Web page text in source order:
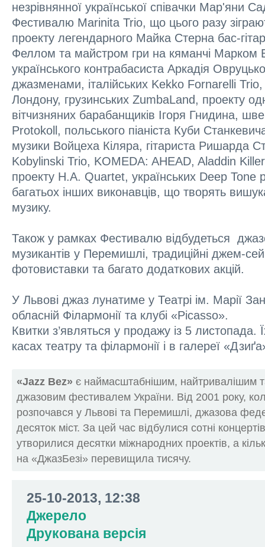
незрівнянної української співачки Мар'яни
Фестивалю Marinita Trio, що цього разу
проекту легендарного Майка Стерна бас-
Феллом та майстром гри на кяманчі Марком
українського контрабасиста Аркадія
джазменами, італійських Kekko Fornarelli
Лондону, грузинських ZumbaLand, проекту
вітчизняних барабанщиків Ігоря Гнидина,
Protokoll, польського піаніста Куби
музики Войцеха Кіляра, гітариста Ришарда
Kobylinski Trio, KOMEDA: AHEAD, Aladdin
проекту H.A. Quartet, українських Deep Tone
багатьох інших виконавців, що творять
музику.
Також у рамках Фестивалю відбудеться
музикантів у Перемишлі, традиційні джем-
фотовиставки та багато додаткових акцій.
У Львові джаз лунатиме у Театрі ім. Марії
обласній Філармонії та клубі «Picasso».
Квитки з’являться у продажу із 5
касах театру та філармонії і в галереї
«Jazz Bez» є наймасштабнішим, найтривалішим
джазовим фестивалем України. Від 2001 року,
розпочався у Львові та Перемишлі, джазова
десяток міст. За цей час відбулися сотні
утворилися десятки міжнародних проектів, а
на «ДжазБезі» перевищила тисячу.
25-10-2013, 12:38
Джерело
Друкована версія